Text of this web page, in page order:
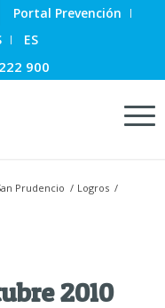
Portal Prevención
ES
900
Prudencio / Logros /
2010